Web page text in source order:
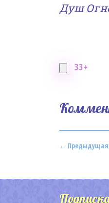
Душ
33+
← Предыдущая